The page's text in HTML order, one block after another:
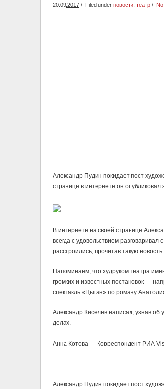
20.09.2017 Filed under новости, театр
Александр Пудин покидает пост
странице в интернете он опубликовал
В интернете на своей странице
всегда с удовольствием
расстроились, прочитав такую новость.
Напоминаем, что худруком театра
громких и известных постановок —
спектакль «Цыган» по роману
Александр Киселев написал, узнав об
делах.
Анна Котова — Корреспондент РИА
Александр Пудин покидает пост